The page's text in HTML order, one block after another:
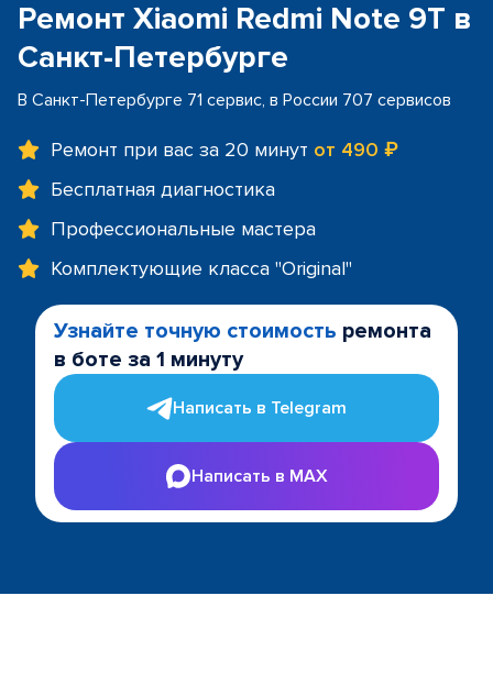
Ремонт Xiaomi Redmi Note 9T в
Санкт-Петербурге
В Санкт-Петербурге 71 сервис, в России 707 сервисов
Ремонт при вас за 20 минут от 490 ₽
Бесплатная диагностика
Профессиональные мастера
Комплектующие класса "Original"
Узнайте точную стоимость ремонта
в боте за 1 минуту
Написать в Telegram
Написать в MAX